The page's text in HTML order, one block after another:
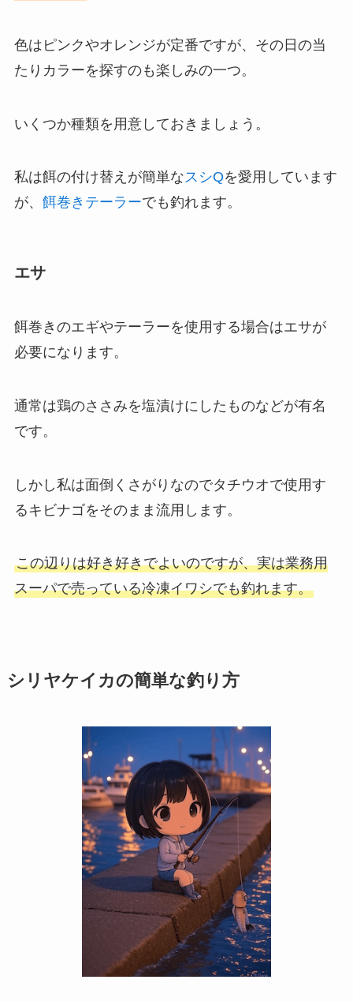
色はピンクやオレンジが定番ですが、その日の当
たりカラーを探すのも楽しみの一つ。
いくつか種類を用意しておきましょう。
私は餌の付け替えが簡単なスシQを愛用しています
が、 餌巻きテーラーでも釣れます。
エサ
餌巻きのエギやテーラーを使用する場合はエサが
必要になります。
通常は鶏のささみを塩漬けにしたものなどが有名
です。
しかし私は面倒くさがりなのでタチウオで使用す
るキビナゴをそのまま流用します。
この辺りは好き好きでよいのですが、実は業務用
スーパで売っている冷凍イワシでも釣れます。
シリヤケイカの簡単な釣り方